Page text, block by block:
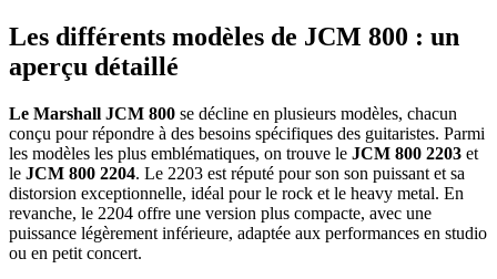
Les différents modèles de JCM 800 : un
aperçu détaillé
Le Marshall JCM 800 se décline en plusieurs modèles, chacun
conçu pour répondre à des besoins spécifiques des guitaristes. Parmi
les modèles les plus emblématiques, on trouve le JCM 800 2203 et
le JCM 800 2204. Le 2203 est réputé pour son son puissant et sa
distorsion exceptionnelle, idéal pour le rock et le heavy metal. En
revanche, le 2204 offre une version plus compacte, avec une
puissance légèrement inférieure, adaptée aux performances en studio
ou en petit concert.